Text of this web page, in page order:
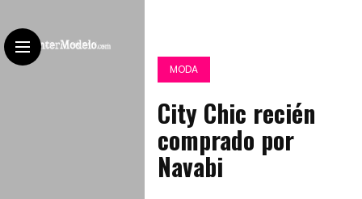
MODA
City Chic recién
comprado por
Navabi